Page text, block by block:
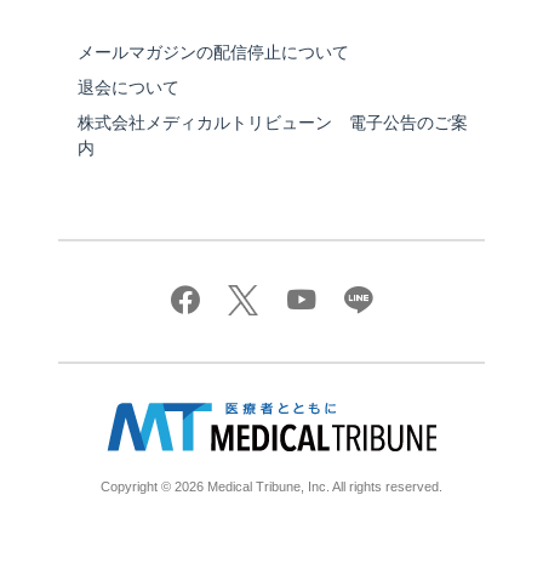
メールマガジンの配信停止について
退会について
株式会社メディカルトリビューン 電子公告のご案
内
Copyright © 2026 Medical Tribune, Inc. All rights reserved.